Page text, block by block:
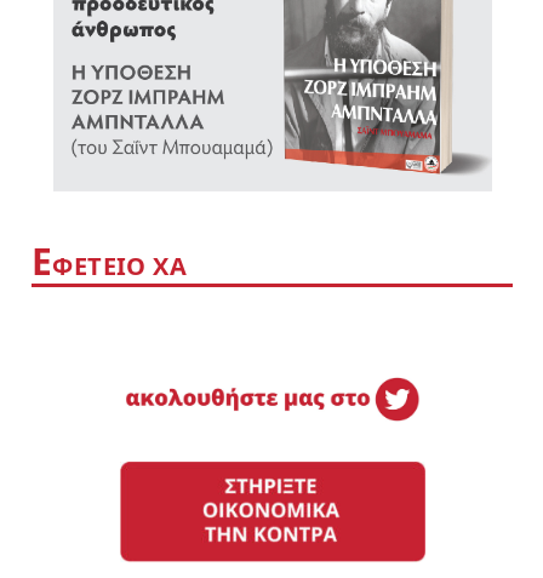
ΕΦΕΤΕΙΟ ΧΑ